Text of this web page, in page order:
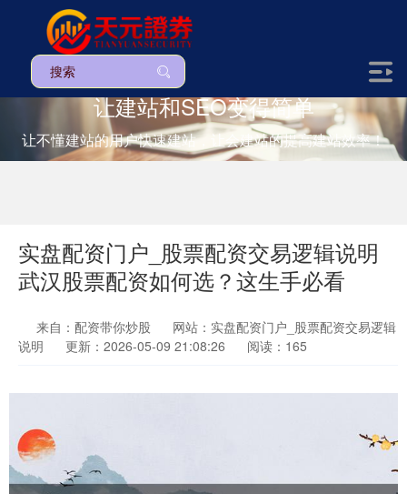
让建站和SEO变得简单
让不懂建站的用户快速建站，让会建站的提高建站效率！
实盘配资门户_股票配资交易逻辑说明
武汉股票配资如何选？这生手必看
来自：配资带你炒股
网站：实盘配资门户_股票配资交易逻辑
说明
更新：2026-05-09 21:08:26 阅读：165